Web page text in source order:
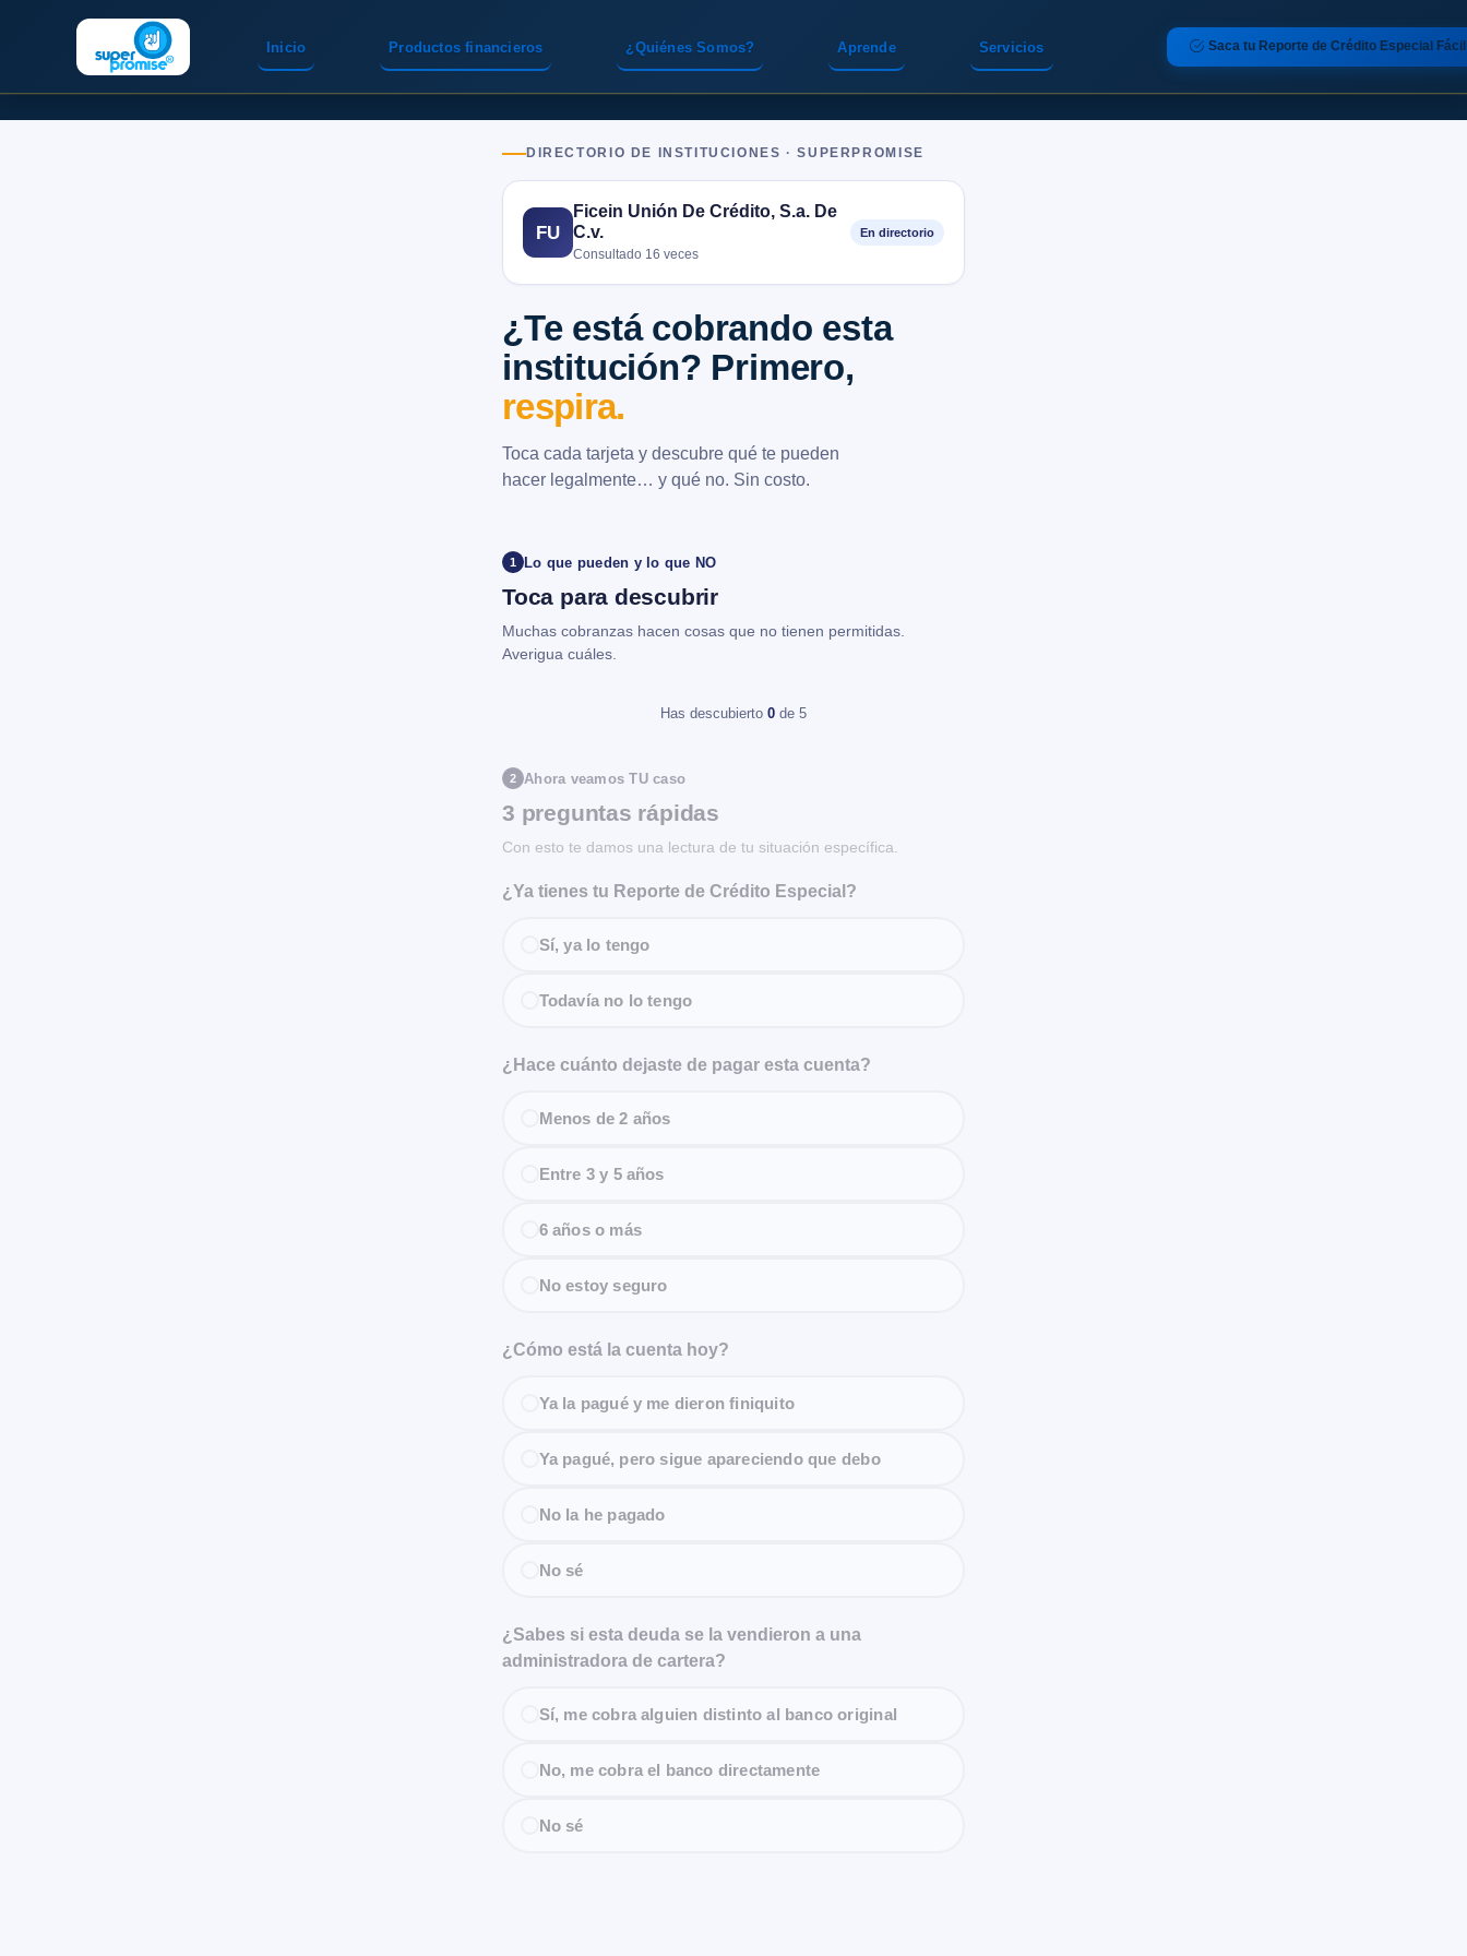
Inicio Servicios
Productos financieros ¿Quiénes Somos? Aprende Saca tu Reporte de Crédito Especial Fácil
DIRECTORIO DE INSTITUCIONES · SUPERPROMISE
FU
Ficein Unión De Crédito, S.a. De
C.v.
Consultado 16 veces
En directorio
¿Te está cobrando esta
institución? Primero,
respira.
Toca cada tarjeta y descubre qué te pueden
hacer legalmente… y qué no. Sin costo.
1 Lo que pueden y lo que NO
Toca para descubrir
Muchas cobranzas hacen cosas que no tienen permitidas.
Averigua cuáles.
Has descubierto 0 de 5
2 Ahora veamos TU caso
3 preguntas rápidas
Con esto te damos una lectura de tu situación específica.
¿Ya tienes tu Reporte de Crédito Especial?
Sí, ya lo tengo
Todavía no lo tengo
¿Hace cuánto dejaste de pagar esta cuenta?
Menos de 2 años
Entre 3 y 5 años
6 años o más
No estoy seguro
¿Cómo está la cuenta hoy?
Ya la pagué y me dieron finiquito
Ya pagué, pero sigue apareciendo que debo
No la he pagado
No sé
¿Sabes si esta deuda se la vendieron a una
administradora de cartera?
Sí, me cobra alguien distinto al banco original
No, me cobra el banco directamente
No sé